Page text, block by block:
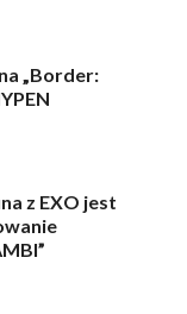
„Border:
z EXO jest